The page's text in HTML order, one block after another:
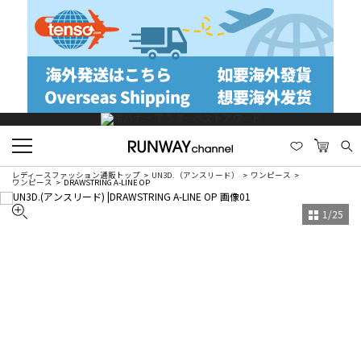
レディースファッション通販トップ UN3D.（アンスリード） ワンピース
ワンピース DRAWSTRING A-LINE OP
1 /25